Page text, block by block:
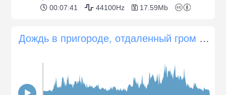
00:07:41 44100Hz 17.59Mb
Дождь в пригороде, отдаленный гром и проезжающий автомобиль